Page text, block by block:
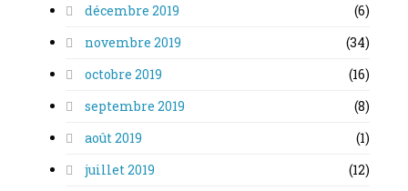
décembre 2019
(6)
novembre 2019
(34)
octobre 2019
(16)
septembre 2019
(8)
août 2019
(1)
juillet 2019
(12)